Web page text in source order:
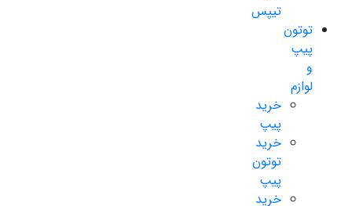
تیپس
توتون
پیپ
و
لوازم
خرید
پیپ
خرید
توتون
پیپ
خرید